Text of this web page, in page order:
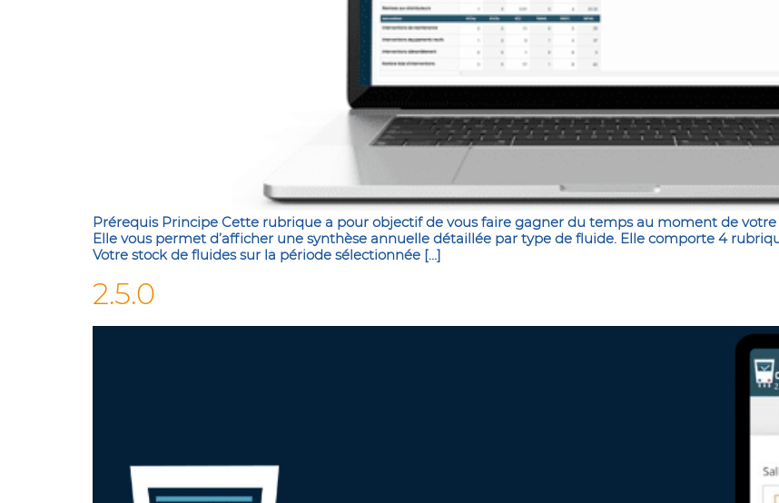
Prérequis Principe Cette rubrique a pour objectif de vous faire gagner du temps au moment de
Elle vous permet d’afficher une synthèse annuelle détaillée par type de fluide. Elle comporte 4
Votre stock de fluides sur la période sélectionnée […]
2.5.0